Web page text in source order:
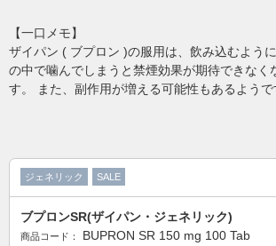
【一口メモ】
ザイパン ( ブプロン )の服用は、飲み込むよう
の中で噛んでしまうと禁煙効果が期待できなく
す。 また、副作用が増える可能性もあるようで
ジェネリック SALE
ブプロンSR(ザイパン・ジェネリック)
商品コード： BUPRON SR 150 mg 100 Tab